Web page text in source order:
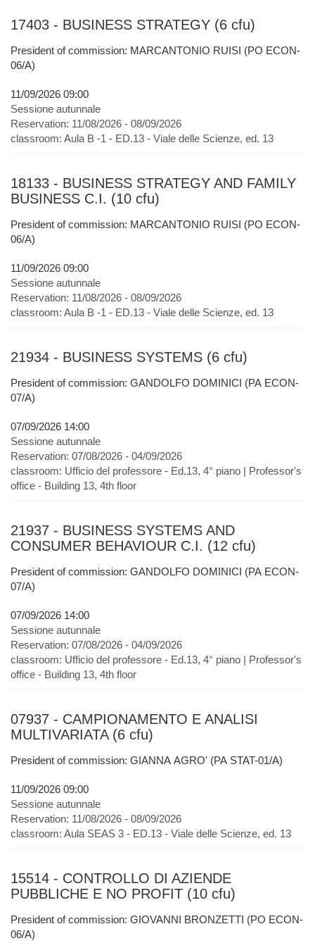
17403 - BUSINESS STRATEGY (6 cfu)
President of commission: MARCANTONIO RUISI (PO ECON-
06/A)
11/09/2026 09:00
Sessione autunnale
Reservation: 11/08/2026 - 08/09/2026
classroom: Aula B -1 - ED.13 - Viale delle Scienze, ed. 13
18133 - BUSINESS STRATEGY AND FAMILY
BUSINESS C.I. (10 cfu)
President of commission: MARCANTONIO RUISI (PO ECON-
06/A)
11/09/2026 09:00
Sessione autunnale
Reservation: 11/08/2026 - 08/09/2026
classroom: Aula B -1 - ED.13 - Viale delle Scienze, ed. 13
21934 - BUSINESS SYSTEMS (6 cfu)
President of commission: GANDOLFO DOMINICI (PA ECON-
07/A)
07/09/2026 14:00
Sessione autunnale
Reservation: 07/08/2026 - 04/09/2026
classroom: Ufficio del professore - Ed.13, 4° piano | Professor's
office - Building 13, 4th floor
21937 - BUSINESS SYSTEMS AND
CONSUMER BEHAVIOUR C.I. (12 cfu)
President of commission: GANDOLFO DOMINICI (PA ECON-
07/A)
07/09/2026 14:00
Sessione autunnale
Reservation: 07/08/2026 - 04/09/2026
classroom: Ufficio del professore - Ed.13, 4° piano | Professor's
office - Building 13, 4th floor
07937 - CAMPIONAMENTO E ANALISI
MULTIVARIATA (6 cfu)
President of commission: GIANNA AGRO' (PA STAT-01/A)
11/09/2026 09:00
Sessione autunnale
Reservation: 11/08/2026 - 08/09/2026
classroom: Aula SEAS 3 - ED.13 - Viale delle Scienze, ed. 13
15514 - CONTROLLO DI AZIENDE
PUBBLICHE E NO PROFIT (10 cfu)
President of commission: GIOVANNI BRONZETTI (PO ECON-
06/A)